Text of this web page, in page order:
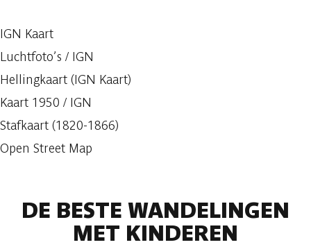
IGN Kaart
Luchtfoto’s / IGN
Hellingkaart (IGN Kaart)
Kaart 1950 / IGN
Stafkaart (1820-1866)
Open Street Map
DE BESTE WANDELINGEN
MET KINDEREN